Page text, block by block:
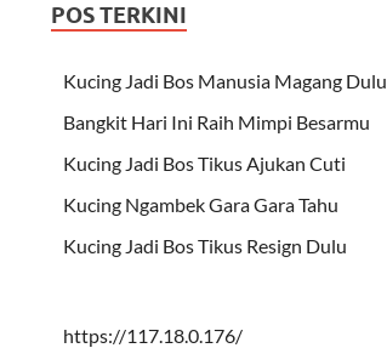
POS TERKINI
Kucing Jadi Bos Manusia Magang Dulu
Bangkit Hari Ini Raih Mimpi Besarmu
Kucing Jadi Bos Tikus Ajukan Cuti
Kucing Ngambek Gara Gara Tahu
Kucing Jadi Bos Tikus Resign Dulu
https://117.18.0.176/